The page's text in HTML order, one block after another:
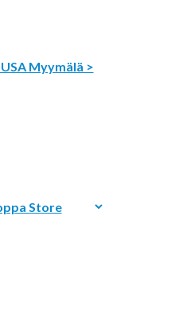
Myymälä >